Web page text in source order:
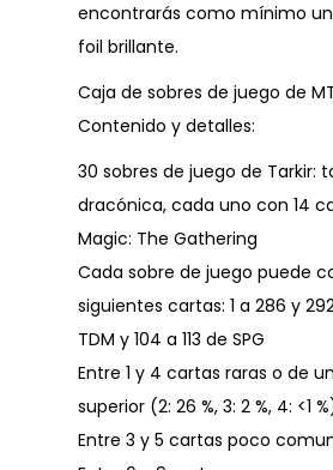
encontrarás como mínimo
foil brillante.
Caja de sobres de juego de
Contenido y detalles:
30 sobres de juego de Tarkir:
dracónica, cada uno con 14
Magic: The Gathering
Cada sobre de juego puede
siguientes cartas: 1 a 286 y
TDM y 104 a 113 de SPG
Entre 1 y 4 cartas raras o de
superior (2: 26 %, 3: 2 %, 4: <1
Entre 3 y 5 cartas poco